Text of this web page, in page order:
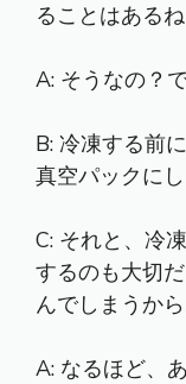
ることはあるね
A: そうなの？
B: 冷凍する前
真空パックに
C: それと、冷
するのも大切
んでしまうから
A: なるほど、